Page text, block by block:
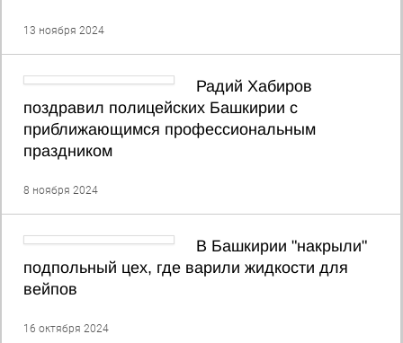
13 ноября 2024
Радий Хабиров
поздравил полицейских Башкирии с
приближающимся профессиональным
праздником
8 ноября 2024
В Башкирии "накрыли"
подпольный цех, где варили жидкости для
вейпов
16 октября 2024